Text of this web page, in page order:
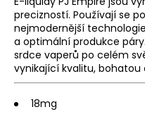
precizností. Používají se
nejmodernější
a optimální produkce
srdce vaperů po celém
vynikající kvalitu,
18mg
u
j
e
t
e
n